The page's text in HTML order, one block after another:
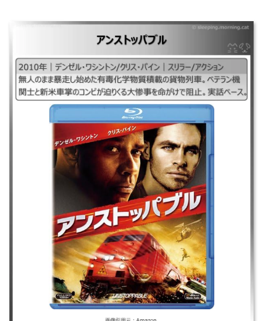
｜アンストッパブル2010 ｜2010年｜デンゼル・ワシントン/クリス・パイ
ン｜スリラー/アクション ｜無人のまま暴走し始めた有毒化学物質積載の
貨物列車。ベテラン機関士と新米車掌のコンビが迫りくる大惨事を命がけ
で阻止。実話ベース。